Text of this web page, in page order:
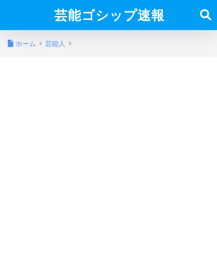
芸能ゴシップ速報
ホーム 芸能人